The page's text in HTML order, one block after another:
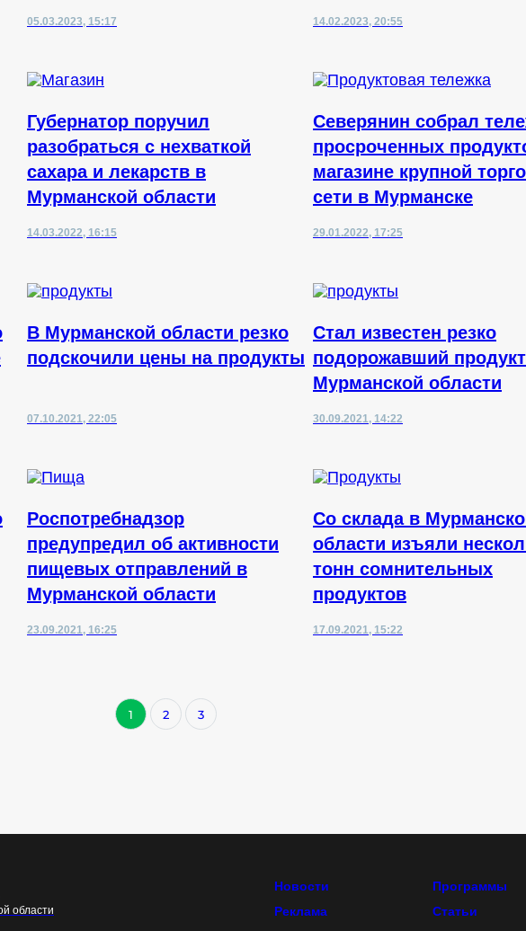
05.03.2023, 15:17 14.02.2023, 20:55
Губернатор поручил
разобраться с нехваткой
сахара и лекарств в
Мурманской области
14.03.2022, 16:15
Северянин собрал
просроченных
магазине крупной
сети в Мурманске
29.01.2022, 17:25
В Мурманской области резко
подскочили цены на продукты
07.10.2021, 22:05
Стал известен резко
подорожавший
Мурманской области
30.09.2021, 14:22
Роспотребнадзор
предупредил об активности
пищевых отправлений в
Мурманской области
23.09.2021, 16:25
Со склада в
области изъяли
тонн сомнительных
продуктов
17.09.2021, 15:22
1 2 3
области
Новости Программы
Реклама
Статьи